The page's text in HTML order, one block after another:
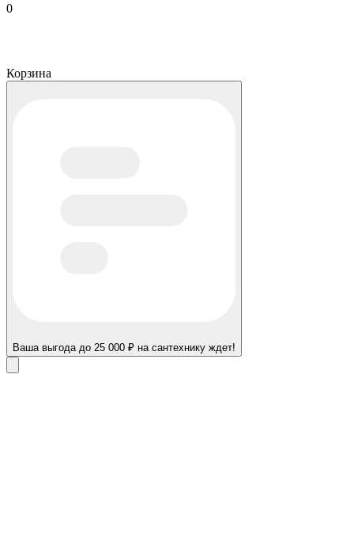
0
Корзина
Ваша выгода до 25 000 ₽ на сантехнику ждет!